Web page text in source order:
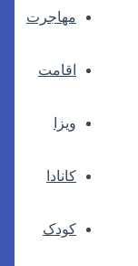
مهاجرت
اقامت
ویزا
کانادا
کودک